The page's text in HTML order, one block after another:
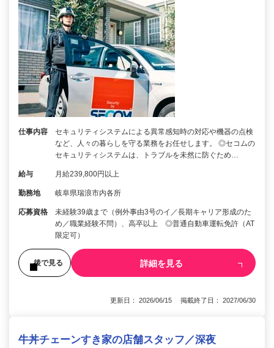
仕事内容
セキュリティシステムによる異常感知時の対応や機器の点検
など、人々の暮らしを守る業務をお任せします。 ◎セコムの
セキュリティシステムは、トラブルを未然に防ぐため…
給与 月給239,800円以上
勤務地 岐阜県瑞浪市内各所
応募資格
未経験39歳まで（例外事由3号のイ／長期キャリア形成のた
め／職業経験不問）、高卒以上 ◎普通自動車運転免許（AT
限定可）
後で見る 詳細を見る
更新日： 2026/06/15 掲載終了日： 2027/06/30
牛丼チェーンすき家の店舗スタッフ／深夜